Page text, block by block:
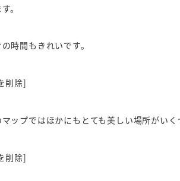
。
時間もきれいです。
削除]
ップではほかにもとても美しい場所がい
削除]